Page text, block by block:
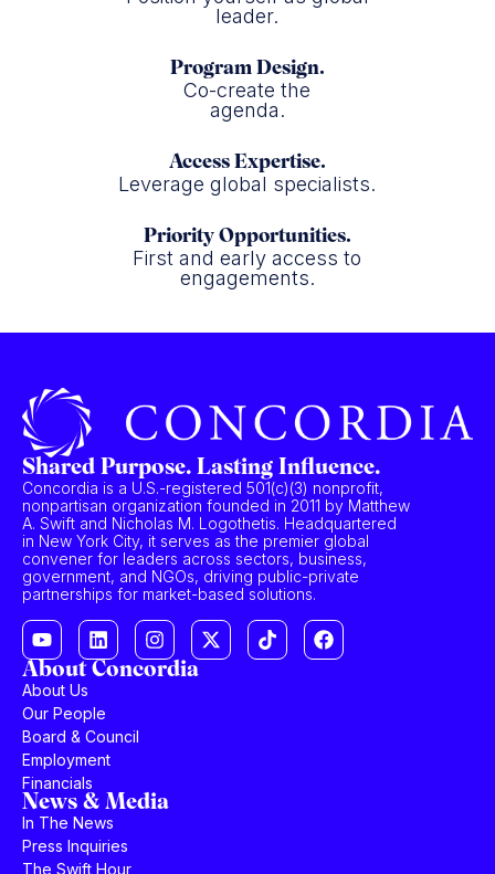
leader.
Program Design.
Co-create the
agenda.
Access Expertise.
Leverage global specialists.
Priority Opportunities.
First and early access to
engagements.
Shared Purpose. Lasting Influence.
Concordia is a U.S.-registered 501(c)(3) nonprofit,
nonpartisan organization founded in 2011 by Matthew
A. Swift and Nicholas M. Logothetis. Headquartered
in New York City, it serves as the premier global
convener for leaders across sectors, business,
government, and NGOs, driving public-private
partnerships for market-based solutions.
About Concordia
About Us
Our People
Board & Council
Employment
Financials
News & Media
In The News
Press Inquiries
The Swift Hour